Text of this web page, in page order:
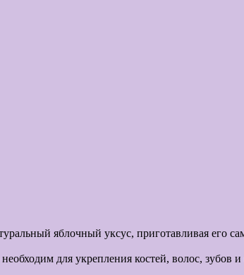
натуральный яблочный уксус,
в
для укрепления костей, волос, зубов